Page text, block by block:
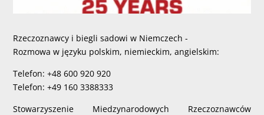
Rzeczoznawcy i biegli sadowi w Niemczech -
Rozmowa w języku polskim, niemieckim, angielskim:
Telefon: +48 600 920 920
Telefon: +49 160 3388333
Stowarzyszenie Miedzynarodowych Rzeczoznawców